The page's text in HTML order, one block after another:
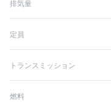
排気量
定員
トランスミッション
燃料